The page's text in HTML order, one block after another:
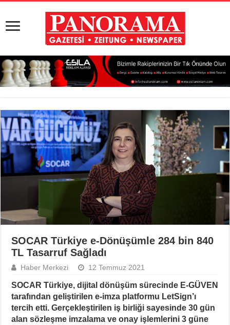
SOCAR Türkiye e-Dönüşümle 284 bin 840
TL Tasarruf Sağladı
Haber Merkezi 12 Temmuz 2021
SOCAR Türkiye, dijital dönüşüm sürecinde E-GÜVEN
tarafından geliştirilen e-imza platformu LetSign’ı
tercih etti. Gerçekleştirilen iş birliği sayesinde 30 gün
alan sözleşme imzalama ve onay işlemlerini 3 güne